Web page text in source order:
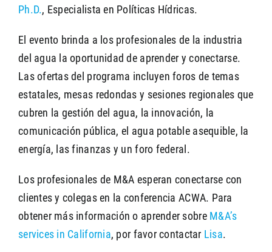
Ph.D., Especialista en Políticas Hídricas.
El evento brinda a los profesionales de la industria
del agua la oportunidad de aprender y conectarse.
Las ofertas del programa incluyen foros de temas
estatales, mesas redondas y sesiones regionales que
cubren la gestión del agua, la innovación, la
comunicación pública, el agua potable asequible, la
energía, las finanzas y un foro federal.
Los profesionales de M&A esperan conectarse con
clientes y colegas en la conferencia ACWA. Para
obtener más información o aprender sobre M&A’s
services in California, por favor contactar Lisa.